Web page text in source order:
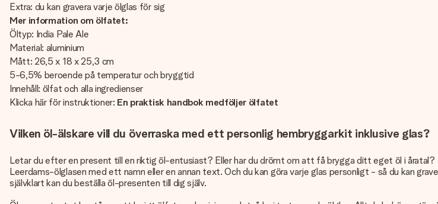
Extra: du kan gravera varje ölglas för sig
Mer information om ölfatet:
Öltyp: India Pale Ale
Material: aluminium
Mått: 26,5 x 18 x 25,3 cm
5-6,5% beroende på temperatur och bryggtid
Innehåll: ölfat och alla ingredienser
Klicka här för instruktioner: En praktisk handbok medföljer ölfatet
Vilken öl-älskare vill du överraska med ett personlig hembryggarkit inklusive glas?
Letar du efter en present till en riktig öl-entusiast? Eller har du drömt om att få brygga ditt eget öl i
Leerdams-ölglasen med ett namn eller en annan text. Och du kan göra varje glas personligt - så du kan
självklart kan du beställa öl-presenten till dig själv.